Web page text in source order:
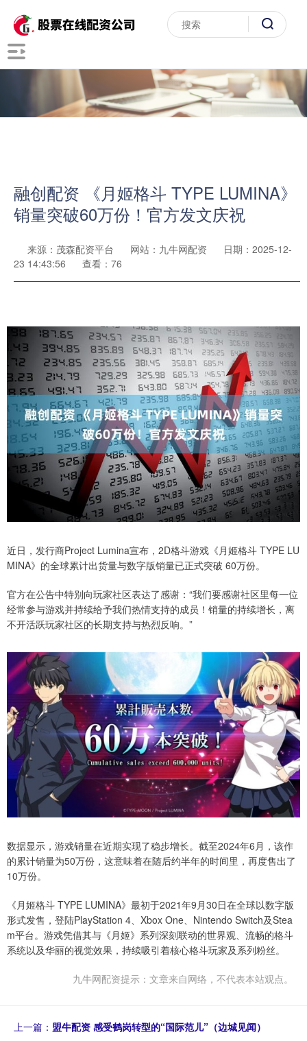
融创配资 《月姬格斗 TYPE LUMINA》
销量突破60万份！官方发文庆祝
来源：茂森配资平台 网站：九牛网配资
日期：2025-12-
23 14:43:56
查看：76
近日，发行商Project Lumina宣布，2D格斗游戏《月姬格斗 TYPE LU
MINA》的全球累计出货量与数字版销量已正式突破 60万份。
官方在公告中特别向玩家社区表达了感谢：“我们要感谢社区里每一位
经常参与游戏并持续给予我们热情支持的成员！销量的持续增长，离
不开活跃玩家社区的长期支持与热烈反响。”
数据显示，游戏销量在近期实现了稳步增长。截至2024年6月，该作
的累计销量为50万份，这意味着在随后约半年的时间里，再度售出了
10万份。
《月姬格斗 TYPE LUMINA》最初于2021年9月30日在全球以数字版
形式发售，登陆PlayStation 4、Xbox One、Nintendo Switch及Stea
m平台。游戏凭借其与《月姬》系列深刻联动的世界观、流畅的格斗
系统以及华丽的视觉效果，持续吸引着核心格斗玩家及系列粉丝。
九牛网配资提示：文章来自网络，不代表本站观点。
上一篇： 盟牛配资 感受鹤岗转型的“国际范儿”（边城见闻）